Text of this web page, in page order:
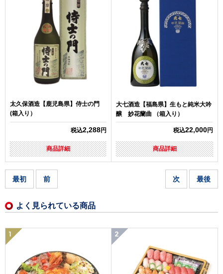
太久保酒造【鹿児島県】侍士の門
(箱入り）
税込2,288円
商品詳細
大七酒造【福島県】生もと純米大吟
醸 妙花蘭曲 （箱入り）
税込22,000円
商品詳細
最初 前 次 最後
よく見られている商品